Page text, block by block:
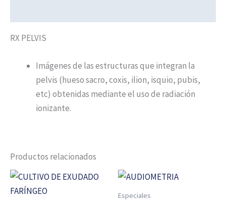
RX PELVIS
Imágenes de las estructuras que integran la
pelvis (hueso sacro, coxis, ilion, isquio, pubis,
etc) obtenidas mediante el uso de radiación
ionizante.
Productos relacionados
Especiales